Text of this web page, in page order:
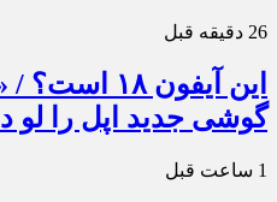
26 دقیقه قبل
گوشی جدید اپل را لو
1 ساعت قبل